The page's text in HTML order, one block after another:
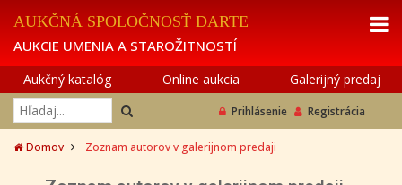
AUKČNÁ SPOLOČNOSŤ DARTE
AUKCIE UMENIA A STAROŽITNOSTÍ
Aukčný katalóg Online aukcia Galerijný predaj
Prihlásenie Registrácia
Domov Zoznam autorov v galerijnom predaji